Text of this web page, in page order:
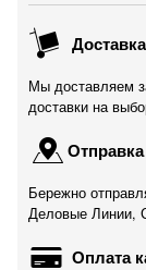
Мы доставляем
доставки на
Бережно
Деловые Линии,
Оплата